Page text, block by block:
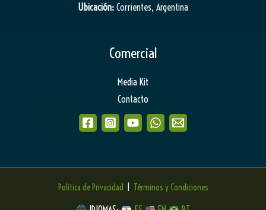
Ubicación: Corrientes, Argentina
Comercial
Media Kit
Contacto
Política de Privacidad Términos y Condiciones